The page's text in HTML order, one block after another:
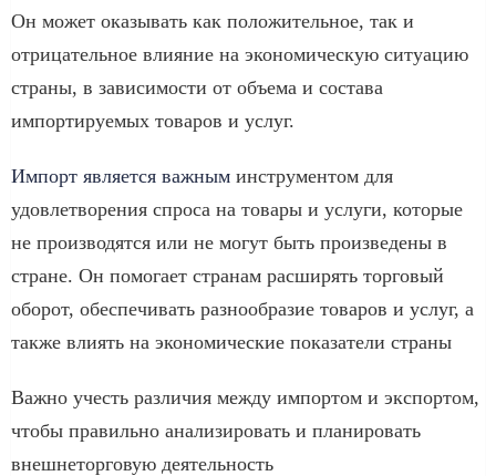
Он может оказывать как положительное, так и
отрицательное влияние на экономическую ситуацию
страны, в зависимости от объема и состава
импортируемых товаров и услуг.
Импорт является важным инструментом для
удовлетворения спроса на товары и услуги, которые
не производятся или не могут быть произведены в
стране. Он помогает странам расширять торговый
оборот, обеспечивать разнообразие товаров и услуг, а
также влиять на экономические показатели страны
Важно учесть различия между импортом и экспортом,
чтобы правильно анализировать и планировать
внешнеторговую деятельность